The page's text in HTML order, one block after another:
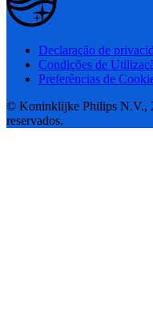
Declaração de
Condições de
Preferências de
© Koninklijke Philips N.V.,
reservados.